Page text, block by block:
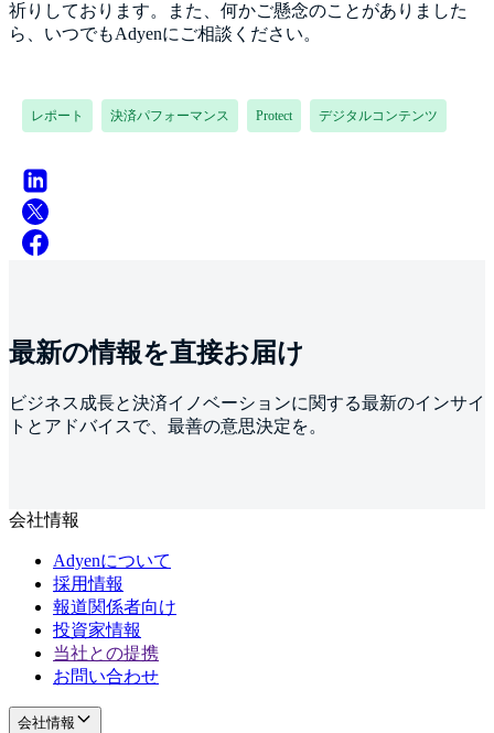
祈りしております。また、何かご懸念のことがありました
ら、いつでもAdyenにご相談ください。
レポート 決済パフォーマンス Protect デジタルコンテンツ
最新の情報を直接お届け
ビジネス成長と決済イノベーションに関する最新のインサイ
トとアドバイスで、最善の意思決定を。
会社情報
Adyenについて
採用情報
報道関係者向け
投資家情報
当社との提携
お問い合わせ
会社情報